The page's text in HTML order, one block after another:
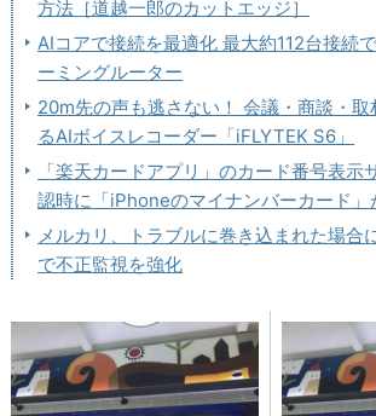
方法［道越一郎のカットエッジ］
AIコアで接続を最適化 最大約112台接続
ーミングルーター
20m先の声も逃さない！ 会議・商談・取
るAIボイスレコーダー「iFLYTEK S6」
「楽天カードアプリ」のカード番号表示
認時に「iPhoneのマイナンバーカード」
メルカリ、トラブルに巻き込まれた場合
で不正監視を強化